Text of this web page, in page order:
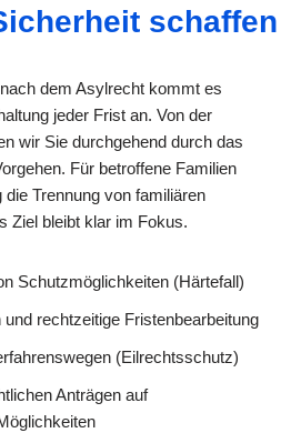
schaffen
dem Asylrecht kommt es
jeder Frist an. Von der
wir Sie durchgehend durch das
Für betroffene Familien
Trennung von familiären
Ziel bleibt klar im Fokus.
Schutzmöglichkeiten (Härtefall)
rechtzeitige Fristenbearbeitung
(Eilrechtsschutz)
Anträgen auf